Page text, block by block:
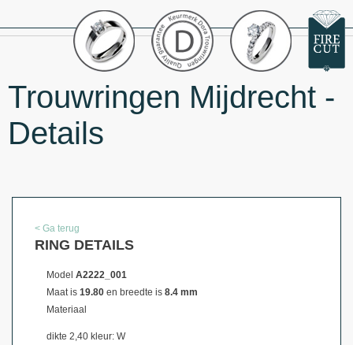
Trouwringen Mijdrecht -
Details
< Ga terug
RING DETAILS
Model A2222_001
Maat is 19.80 en breedte is 8.4 mm
Materiaal
dikte 2,40 kleur: W